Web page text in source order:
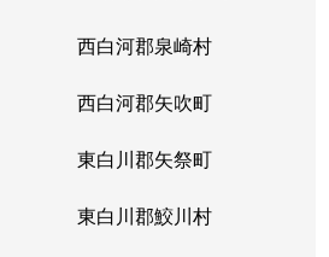
西白河郡泉崎村
西白河郡矢吹町
東白川郡矢祭町
東白川郡鮫川村